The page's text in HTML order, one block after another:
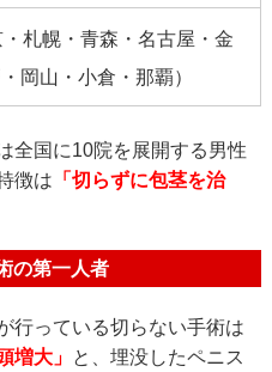
札幌・青森・名古屋・金
岡山・小倉・那覇）
全国に10院を展開する男性
徴は 「切らずに包茎を治
の第一人者
行っている切らない手術は
増大」 と、埋没したペニス